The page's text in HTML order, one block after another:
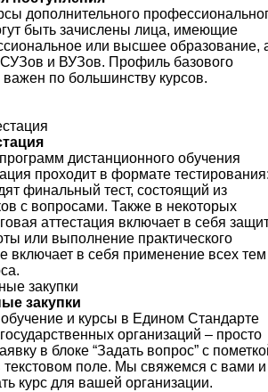
дополнительного
быть зачислены лица, имеющие
или высшее образование,
СУЗов и ВУЗов. Профиль базового
по большинству курсов.
дистанционного обучения
проходит в формате
финальный тест, состоящий из
с вопросами. Также в некоторых
аттестация включает в себя
или выполнение практического
включает в себя применение всех тем
закупки
и курсы в Едином Стандарте
организаций – просто
в блоке “Задать вопрос” с
текстовом поле. Мы свяжемся с вами и
курс для вашей организации.